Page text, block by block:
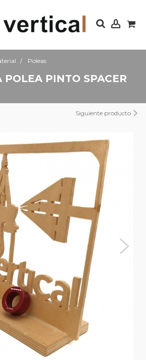
Poleas
PINTO SPACER
Siguiente producto